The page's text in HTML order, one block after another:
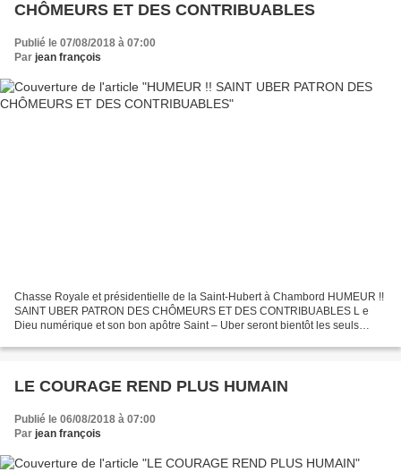
CHÔMEURS ET DES CONTRIBUABLES
Publié le 07/08/2018 à 07:00
Par jean françois
Chasse Royale et présidentielle de la Saint-Hubert à Chambord HUMEUR !!
SAINT UBER PATRON DES CHÔMEURS ET DES CONTRIBUABLES L e
Dieu numérique et son bon apôtre Saint – Uber seront bientôt les seuls
LE COURAGE REND PLUS HUMAIN
Publié le 06/08/2018 à 07:00
Par jean françois